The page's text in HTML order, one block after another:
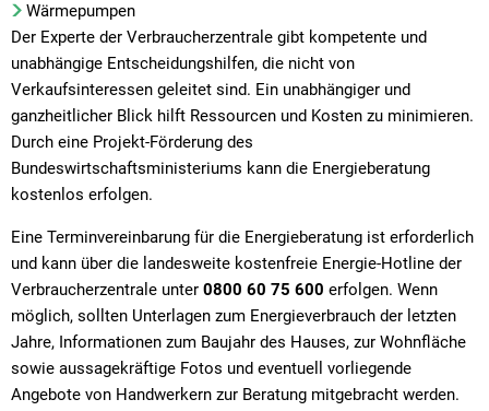
Wärmepumpen
Der Experte der Verbraucherzentrale gibt kompetente und
unabhängige Entscheidungshilfen, die nicht von
Verkaufsinteressen geleitet sind. Ein unabhängiger und
ganzheitlicher Blick hilft Ressourcen und Kosten zu minimieren.
Durch eine Projekt-Förderung des
Bundeswirtschaftsministeriums kann die Energieberatung
kostenlos erfolgen.
Eine Terminvereinbarung für die Energieberatung ist erforderlich
und kann über die landesweite kostenfreie Energie-Hotline der
Verbraucherzentrale unter 0800 60 75 600 erfolgen. Wenn
möglich, sollten Unterlagen zum Energieverbrauch der letzten
Jahre, Informationen zum Baujahr des Hauses, zur Wohnfläche
sowie aussagekräftige Fotos und eventuell vorliegende
Angebote von Handwerkern zur Beratung mitgebracht werden.